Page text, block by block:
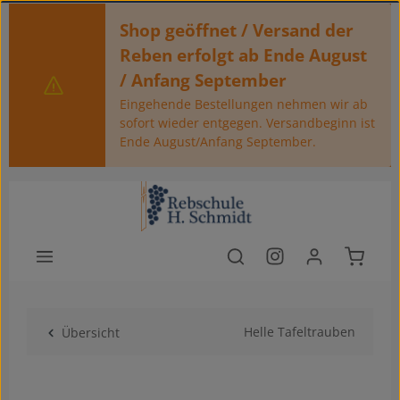
Zum Hauptinhalt springenShop geöffnet / Versand der
Reben erfolgt ab Ende August
/ Anfang September
Eingehende Bestellungen nehmen wir ab
sofort wieder entgegen. Versandbeginn ist
Ende August/Anfang September.
Übersicht Helle Tafeltrauben